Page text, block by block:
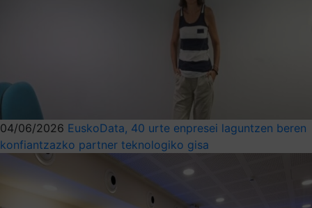
04/06/2026 EuskoData, 40 urte enpresei laguntzen beren
konfiantzazko partner teknologiko gisa